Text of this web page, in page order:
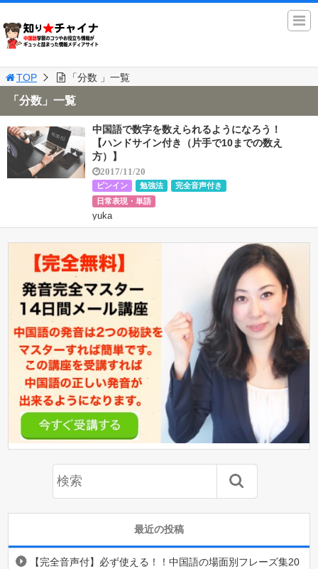
TOP 「分数 」一覧
「分数」一覧
中国語で数字を数えられるようになろう！
【ハンドサイン付き（片手で10までの数え
方）】
2017/11/20
ピンイン 勉強法
完全音声付き
日常表現・単語
yuka
最近の投稿
【完全音声付】必ず使える！！中国語の場面別フレーズ集20